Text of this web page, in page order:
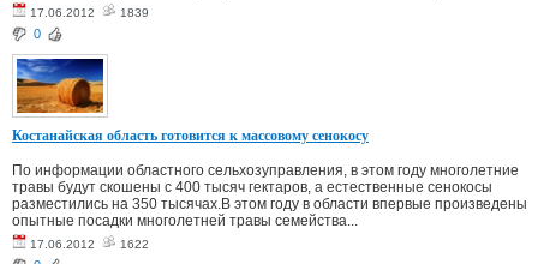
17.06.2012 1839
0
Костанайская область готовится к массовому сенокосу
По информации областного сельхозуправления, в этом году многолетние
травы будут скошены с 400 тысяч гектаров, а естественные сенокосы
разместились на 350 тысячах.В этом году в области впервые произведены
опытные посадки многолетней травы семейства...
17.06.2012 1622